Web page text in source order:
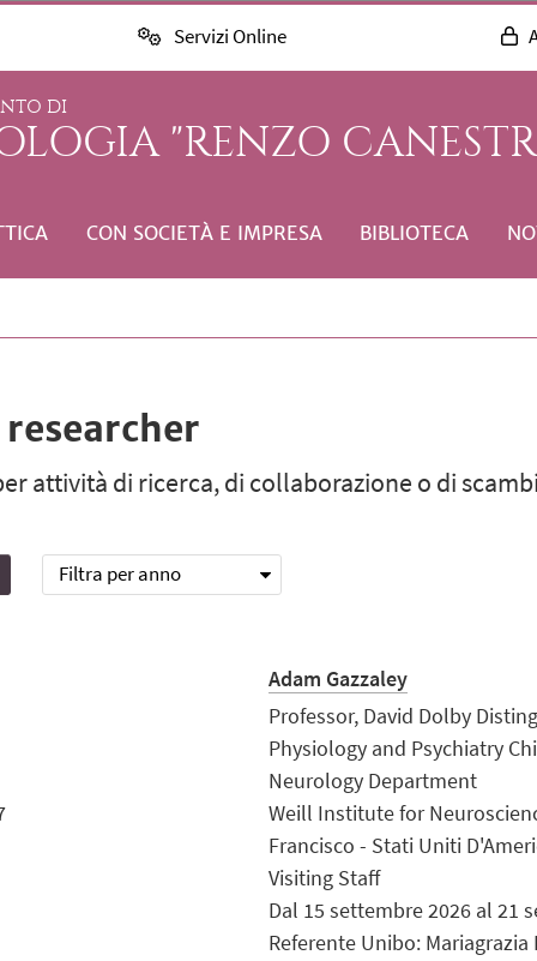
Servizi Online
DI
"RENZO
CON SOCIETÀ E IMPRESA BIBLIOTECA
attività di ricerca, di collaborazione o di
Filtra per anno
Adam Gazzaley
Professor, David Dolby
Physiology and Psychiatry
Neurology Department
Weill Institute for
Francisco - Stati Uniti
Visiting Staff
Dal 15 settembre 2026 al 21
Referente Unibo: Mariagrazia